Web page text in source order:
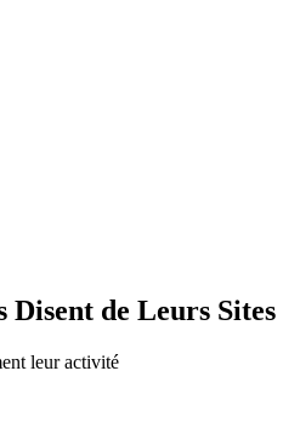
Disent de Leurs Sites
leur activité